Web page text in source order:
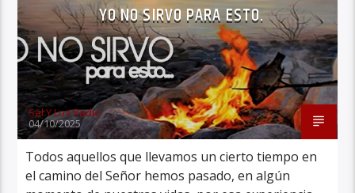
YO NO SIRVO PARA ESTO.
Sal Y Luz Radio
04/10/2025
Todos aquellos que llevamos un cierto tiempo en
el camino del Señor hemos pasado, en algún